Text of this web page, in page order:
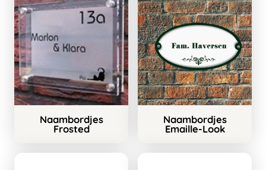
Naambordjes
Frosted
Naambordjes
Emaille-Look